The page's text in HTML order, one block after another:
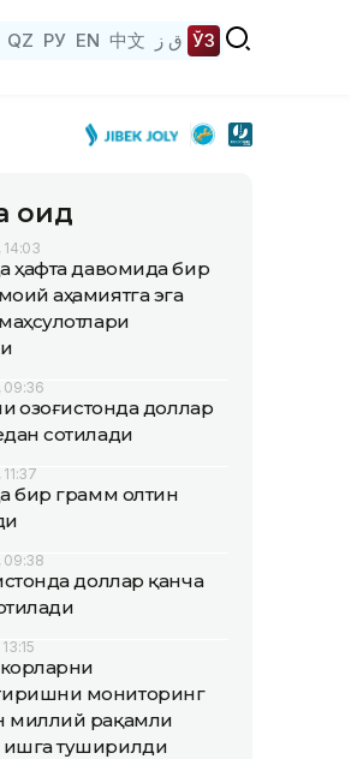
QZ РУ EN 中文 ق ز ЎЗ
оид
ҳафта давомида бир
аҳамиятга эга
09:36
Қозоғистонда доллар
сотилади
бир грамм олтин
09:38
доллар қанча
мониторинг
миллий рақамли
ишга туширилди